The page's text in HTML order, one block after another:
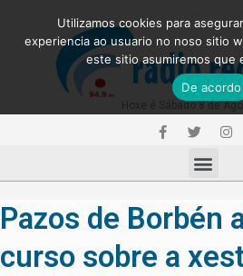
Pazos de Borbén
curso sobre a
Utilizamos cookies para
experiencia ao usuario no noso sitio
este sitio asumiremos que
De acordo